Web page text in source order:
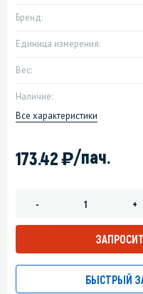
Бренд:
Единица измерения:
Вес:
Наличие:
Все характеристики
173.42)/пач.
- +
БЫСТРЫЙ